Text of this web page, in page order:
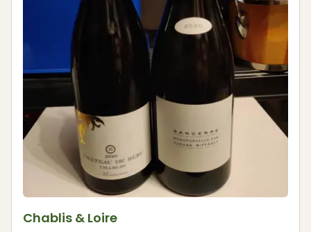
Chablis & Loire